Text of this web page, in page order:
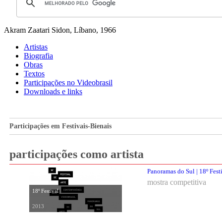
Akram Zaatari Sidon, Líbano, 1966
Artistas
Biografia
Obras
Textos
Participações no Videobrasil
Downloads e links
Participações em Festivais-Bienais
participações como artista
18º Festival
2013
Panoramas do Sul | 18º
mostra competitiva